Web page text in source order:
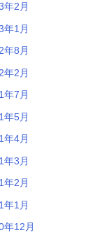
年2月
年1月
年8月
年2月
年7月
年5月
年4月
年3月
年2月
年1月
年12月